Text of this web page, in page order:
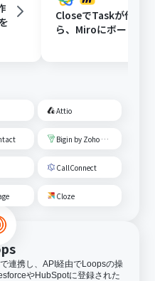
CloseでTaskが作成
ら、Miroにボードを
Attio
Bigin by Zoho CRM
CallConnect
Cloze
連携し、API経由でLoopsの操
やHubSpotに登録された